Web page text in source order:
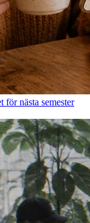
för nästa semester